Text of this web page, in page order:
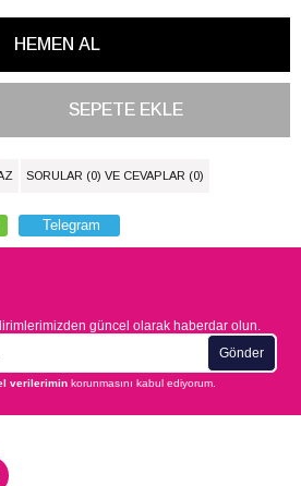
SORULAR (0) VE CEVAPLAR (0)
Telegram
güncel olarak haberdar olun.
Gönder
verilerimin korunmasını kabul ediyorum.